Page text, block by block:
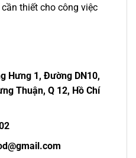
thiết cho công việc
Hưng 1, Đường DN10,
Thuận, Q 12, Hồ Chí